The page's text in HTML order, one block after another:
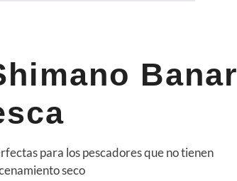
Banar
para los pescadores que no tienen
seco